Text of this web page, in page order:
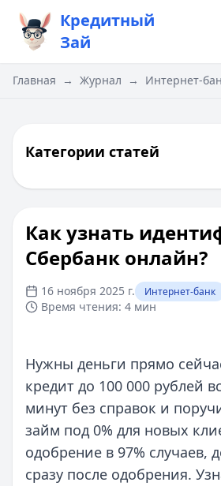
Кредитный
Зай
Главная → Журнал → Интернет-
Категории статей
Как узнать
Сбербанк онлайн?
16 ноября 2025 г. Интернет-банк
Время чтения: 4 мин
Нужны деньги прямо
кредит до 100 000 рублей
минут без справок и
займ под 0% для новых
одобрение в 97% случаев,
сразу после одобрения.